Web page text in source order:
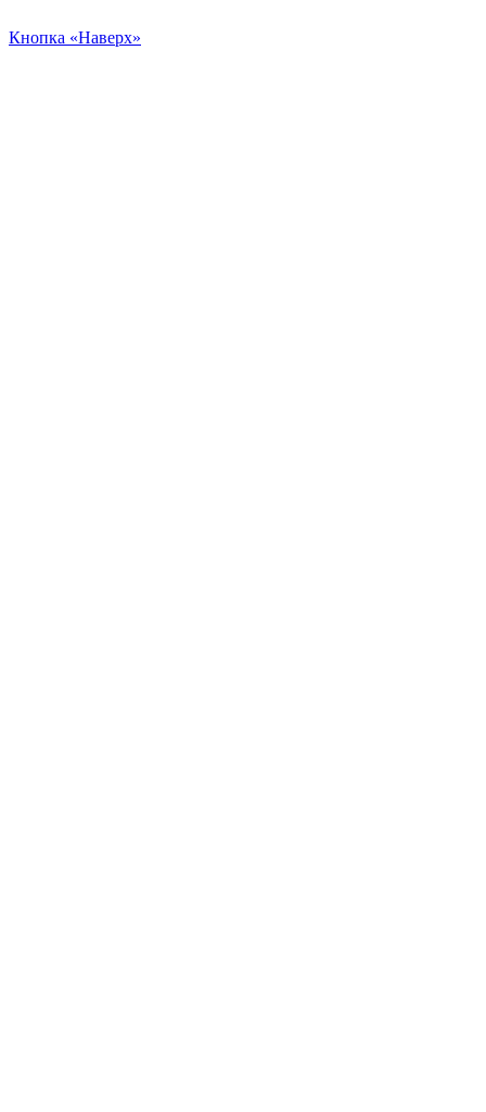
Кнопка «Наверх»